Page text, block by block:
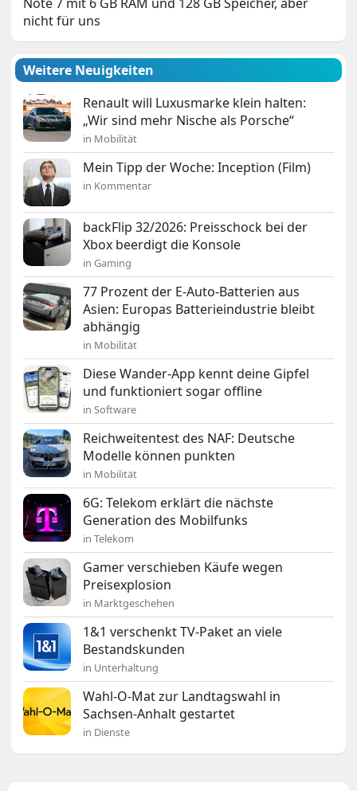
nicht für uns
Weitere Neuigkeiten
Renault will Luxusmarke klein halten:
„Wir sind mehr Nische als Porsche“
in Mobilität
Mein Tipp der Woche: Inception (Film)
in Kommentar
backFlip 32/2026: Preisschock bei der
Xbox beerdigt die Konsole
in Gaming
77 Prozent der E-Auto-Batterien aus
Asien: Europas Batterieindustrie bleibt
abhängig
in Mobilität
Diese Wander-App kennt deine Gipfel
und funktioniert sogar offline
in Software
Reichweitentest des NAF: Deutsche
Modelle können punkten
in Mobilität
6G: Telekom erklärt die nächste
Generation des Mobilfunks
in Telekom
Gamer verschieben Käufe wegen
Preisexplosion
in Marktgeschehen
1&1 verschenkt TV-Paket an viele
Bestandskunden
in Unterhaltung
Wahl-O-Mat zur Landtagswahl in
Sachsen-Anhalt gestartet
in Dienste